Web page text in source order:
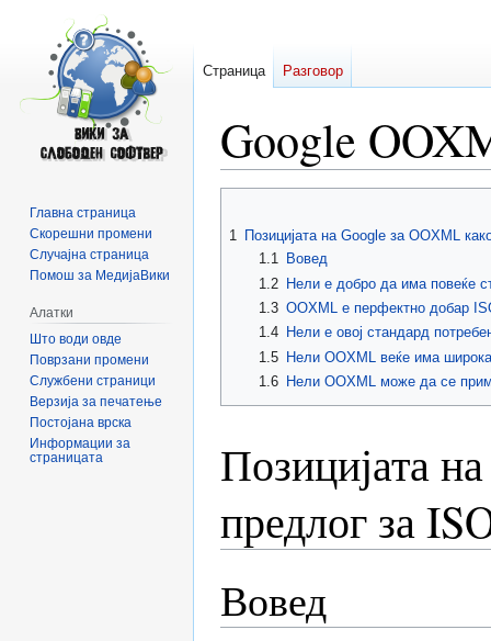
Google
прегледникот
пребарувањето
1 Позицијата на Google за OOXML
1.1
Вовед
1.2
Нели е добро да има повеќе
1.3 OOXML е перфектно добар
1.4
Нели е овој стандард
1.5
Нели OOXML веќе има
1.6
Нели OOXML може да се
Позицијата
предлог за
Вовед
Страница Разговор
Главна страница
Скорешни промени
Случајна страница
Помош за МедијаВики
Алатки
Што води овде
Поврзани промени
Службени страници
Верзија за печатење
Постојана врска
Информации за
страницата